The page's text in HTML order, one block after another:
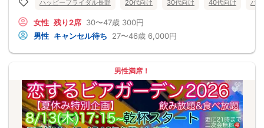
ハッピーブライダル長野 20代向け 30代向け 40代向け バ
女性 残り2席 30〜47歳 300円
男性 キャンセル待ち 27〜46歳 6,000円
男性満席！